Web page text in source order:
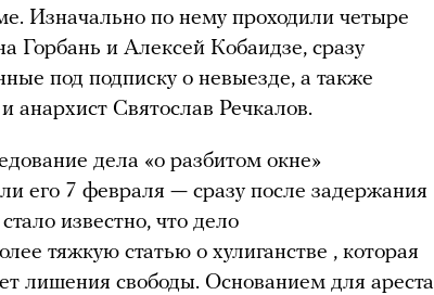
Изначально по нему проходили четыре
Горбань и Алексей Кобаидзе, сразу
под подписку о невыезде, а также
Святослав Речкалов.
дела «о разбитом окне»
его 7 февраля — сразу после задержания
известно, что дело
тяжкую статью о хулиганстве , которая
лишения свободы. Основанием для ареста